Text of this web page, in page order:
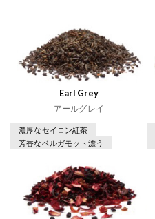
Earl Grey
アールグレイ
濃厚なセイロン紅茶
芳香なベルガモット漂う